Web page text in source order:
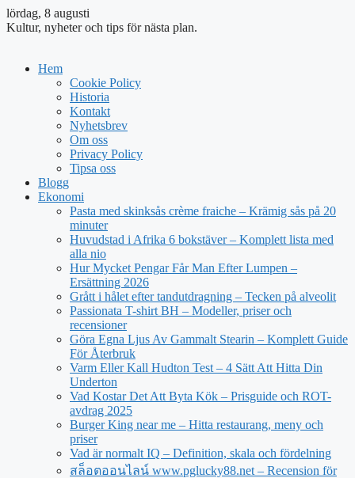
lördag, 8 augusti
Kultur, nyheter och tips för nästa plan.
Hem
Cookie Policy
Historia
Kontakt
Nyhetsbrev
Om oss
Privacy Policy
Tipsa oss
Blogg
Ekonomi
Pasta med skinksås crème fraiche – Krämig sås på 20
minuter
Huvudstad i Afrika 6 bokstäver – Komplett lista med
alla nio
Hur Mycket Pengar Får Man Efter Lumpen –
Ersättning 2026
Grått i hålet efter tandutdragning – Tecken på alveolit
Passionata T-shirt BH – Modeller, priser och
recensioner
Göra Egna Ljus Av Gammalt Stearin – Komplett Guide
För Återbruk
Varm Eller Kall Hudton Test – 4 Sätt Att Hitta Din
Underton
Vad Kostar Det Att Byta Kök – Prisguide och ROT-
avdrag 2025
Burger King near me – Hitta restaurang, meny och
priser
Vad är normalt IQ – Definition, skala och fördelning
สล็อตออนไลน์ www.pglucky88.net – Recension för